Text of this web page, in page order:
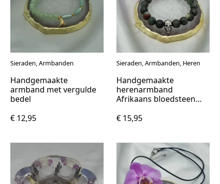
Sieraden, Armbanden
Handgemaakte
armband met vergulde
bedel
€ 12,95
Sieraden, Armbanden, Heren
Handgemaakte
herenarmband
Afrikaans bloedsteen
€ 15,95